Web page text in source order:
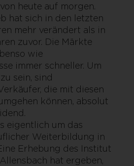
heute auf morgen.
hat sich in den letzten
mehr verändert als in
zuvor. Die Märkte
wie
immer schneller. Um
sein, sind
die mit diesen
können, absolut
eigentlich um das
Weiterbildung in
Erhebung des Institut
hat ergeben,